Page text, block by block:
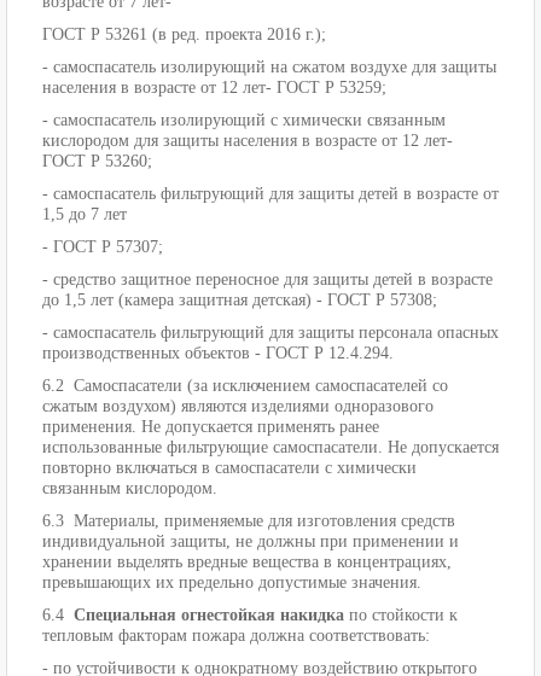
ГОСТ Р 53261 (в ред. проекта 2016 г.);
- самоспасатель изолирующий на сжатом воздухе для защиты
населения в возрасте от 12 лет- ГОСТ Р 53259;
- самоспасатель изолирующий с химически связанным
кислородом для защиты населения в возрасте от 12 лет-
ГОСТ Р 53260;
- самоспасатель фильтрующий для защиты детей в возрасте от
1,5 до 7 лет
- ГОСТ Р 57307;
- средство защитное переносное для защиты детей в возрасте
до 1,5 лет (камера защитная детская) - ГОСТ Р 57308;
- самоспасатель фильтрующий для защиты персонала опасных
производственных объектов - ГОСТ Р 12.4.294.
6.2 Самоспасатели (за исключением самоспасателей со
сжатым воздухом) являются изделиями одноразового
применения. Не допускается применять ранее
использованные фильтрующие самоспасатели. Не допускается
повторно включаться в самоспасатели с химически
связанным кислородом.
6.3 Материалы, применяемые для изготовления средств
индивидуальной защиты, не должны при применении и
хранении выделять вредные вещества в концентрациях,
превышающих их предельно допустимые значения.
6.4 Специальная огнестойкая накидка по стойкости к
тепловым факторам пожара должна соответствовать:
- по устойчивости к однократному воздействию открытого